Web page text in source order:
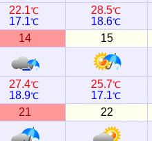
22.1℃
17.1℃
28.5℃
18.6℃
14 15
27.4℃
18.9℃
25.7℃
17.1℃
21 22